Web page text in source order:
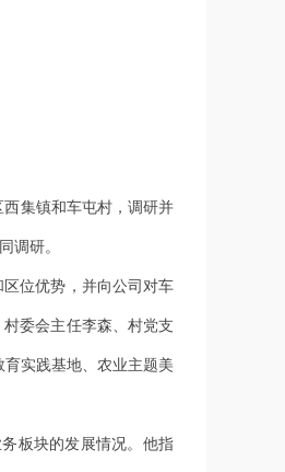
集镇和车屯村，调研并
调研。
位优势，并向公司对车
委会主任李森、村党支
实践基地、农业主题美
板块的发展情况。他指